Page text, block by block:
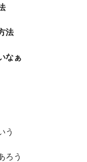
法
なぁ
う
ろう